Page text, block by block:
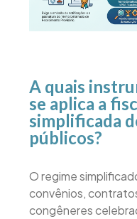
A quais
se aplica a
simplificada
públicos?
O regime
convênios,
congêneres